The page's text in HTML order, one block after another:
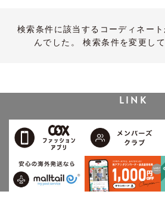
検索条件に該当するコーディネー
んでした。 検索条件を変更して
LINK